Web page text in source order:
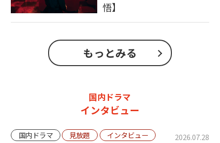
悟】
もっとみる
国内ドラマ
インタビュー
国内ドラマ 見放題 インタビュー 2026.07.28